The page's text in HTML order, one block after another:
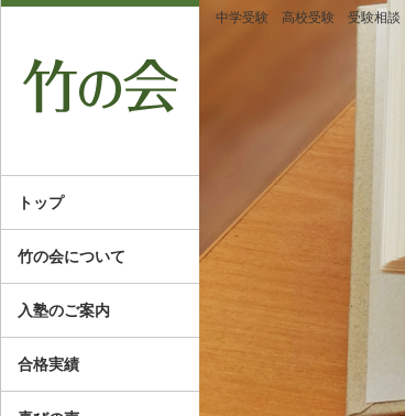
トップ
竹の会について
入塾のご案内
合格実績
中学受験 高校受験 受験相談